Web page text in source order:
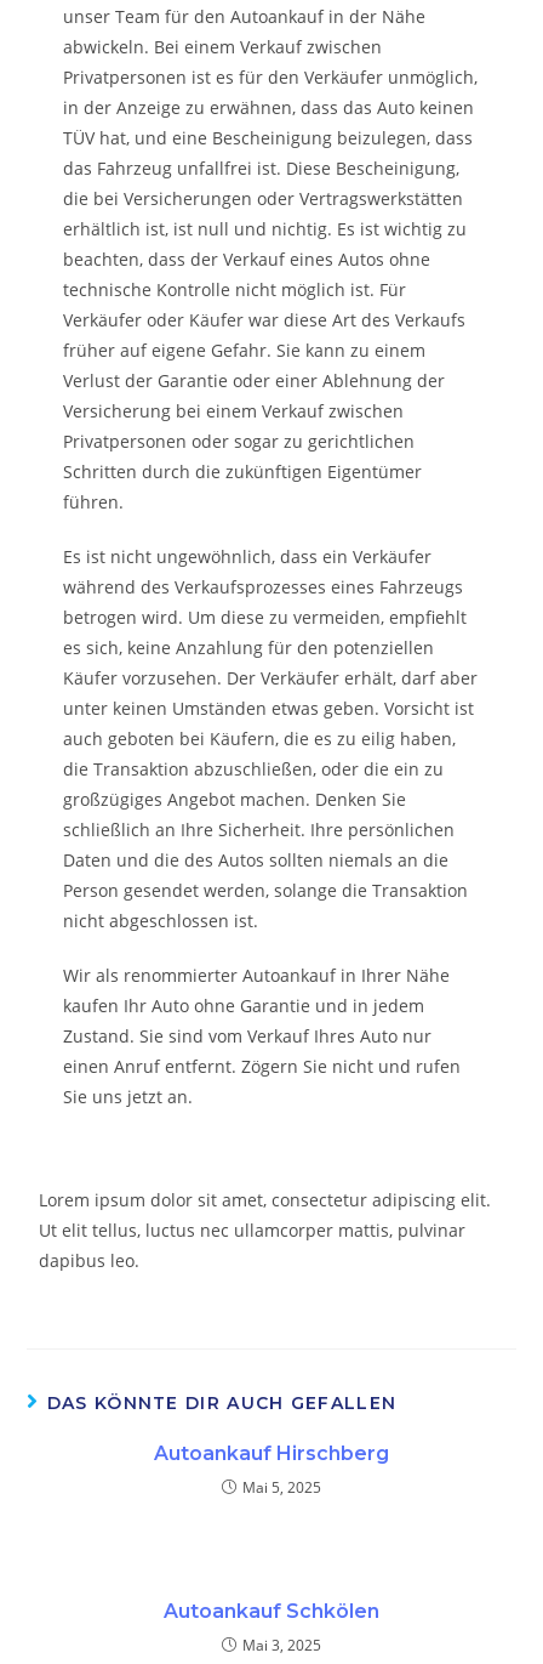
unser Team für den Autoankauf in der Nähe
abwickeln. Bei einem Verkauf zwischen
Privatpersonen ist es für den Verkäufer unmöglich,
in der Anzeige zu erwähnen, dass das Auto keinen
TÜV hat, und eine Bescheinigung beizulegen, dass
das Fahrzeug unfallfrei ist. Diese Bescheinigung,
die bei Versicherungen oder Vertragswerkstätten
erhältlich ist, ist null und nichtig. Es ist wichtig zu
beachten, dass der Verkauf eines Autos ohne
technische Kontrolle nicht möglich ist. Für
Verkäufer oder Käufer war diese Art des Verkaufs
früher auf eigene Gefahr. Sie kann zu einem
Verlust der Garantie oder einer Ablehnung der
Versicherung bei einem Verkauf zwischen
Privatpersonen oder sogar zu gerichtlichen
Schritten durch die zukünftigen Eigentümer
führen.
Es ist nicht ungewöhnlich, dass ein Verkäufer
während des Verkaufsprozesses eines Fahrzeugs
betrogen wird. Um diese zu vermeiden, empfiehlt
es sich, keine Anzahlung für den potenziellen
Käufer vorzusehen. Der Verkäufer erhält, darf aber
unter keinen Umständen etwas geben. Vorsicht ist
auch geboten bei Käufern, die es zu eilig haben,
die Transaktion abzuschließen, oder die ein zu
großzügiges Angebot machen. Denken Sie
schließlich an Ihre Sicherheit. Ihre persönlichen
Daten und die des Autos sollten niemals an die
Person gesendet werden, solange die Transaktion
nicht abgeschlossen ist.
Wir als renommierter Autoankauf in Ihrer Nähe
kaufen Ihr Auto ohne Garantie und in jedem
Zustand. Sie sind vom Verkauf Ihres Auto nur
einen Anruf entfernt. Zögern Sie nicht und rufen
Sie uns jetzt an.
Lorem ipsum dolor sit amet, consectetur adipiscing elit.
Ut elit tellus, luctus nec ullamcorper mattis, pulvinar
dapibus leo.
DAS KÖNNTE DIR AUCH GEFALLEN
Autoankauf Hirschberg
Mai 5, 2025
Autoankauf Schkölen
Mai 3, 2025